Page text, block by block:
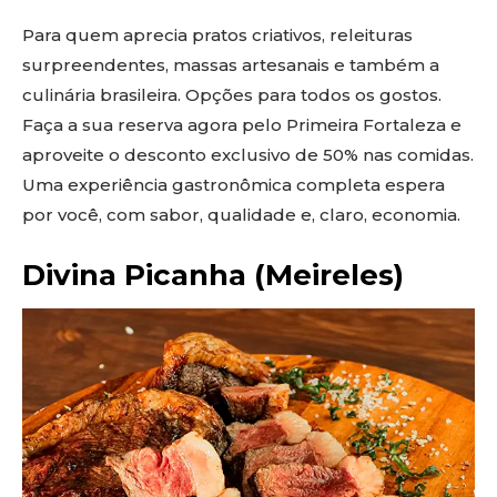
Para quem aprecia pratos criativos, releituras
surpreendentes, massas artesanais e também a
culinária brasileira. Opções para todos os gostos.
Faça a sua reserva agora pelo Primeira Fortaleza e
aproveite o desconto exclusivo de 50% nas comidas.
Uma experiência gastronômica completa espera
por você, com sabor, qualidade e, claro, economia.
Divina Picanha (Meireles)